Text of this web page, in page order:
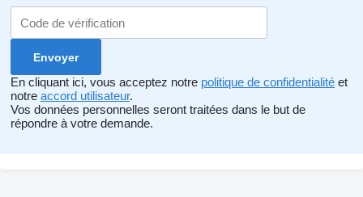
En cliquant ici, vous acceptez notre politique de confidentialité et
notre accord utilisateur.
Vos données personnelles seront traitées dans le but de
répondre à votre demande.